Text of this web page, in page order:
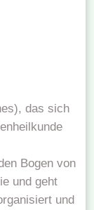
das sich
Bogen von
und geht
und